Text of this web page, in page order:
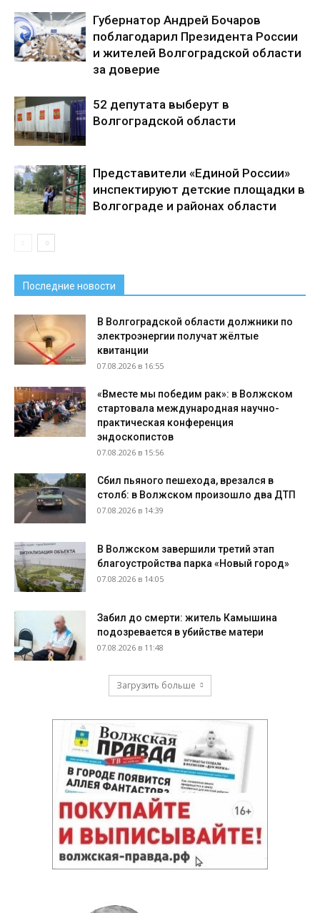
Губернатор Андрей Бочаров
поблагодарил Президента России
и жителей Волгоградской области
за доверие
52 депутата выберут в
Волгоградской области
Представители «Единой России»
инспектируют детские площадки в
Волгограде и районах области
Последние новости
В Волгоградской области должники по
электроэнергии получат жёлтые
квитанции
07.08.2026 в 16:55
«Вместе мы победим рак»: в Волжском
стартовала международная научно-
практическая конференция
эндоскопистов
07.08.2026 в 15:56
Сбил пьяного пешехода, врезался в
столб: в Волжском произошло два ДТП
07.08.2026 в 14:39
В Волжском завершили третий этап
благоустройства парка «Новый город»
07.08.2026 в 14:05
Забил до смерти: житель Камышина
подозревается в убийстве матери
07.08.2026 в 11:48
Загрузить больше